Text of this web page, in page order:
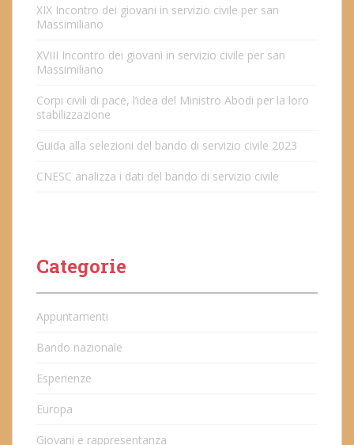
XIX Incontro dei giovani in servizio civile per san
Massimiliano
XVIII Incontro dei giovani in servizio civile per san
Massimiliano
Corpi civili di pace, l’idea del Ministro Abodi per la loro
stabilizzazione
Guida alla selezioni del bando di servizio civile 2023
CNESC analizza i dati del bando di servizio civile
Categorie
Appuntamenti
Bando nazionale
Esperienze
Europa
Giovani e rappresentanza